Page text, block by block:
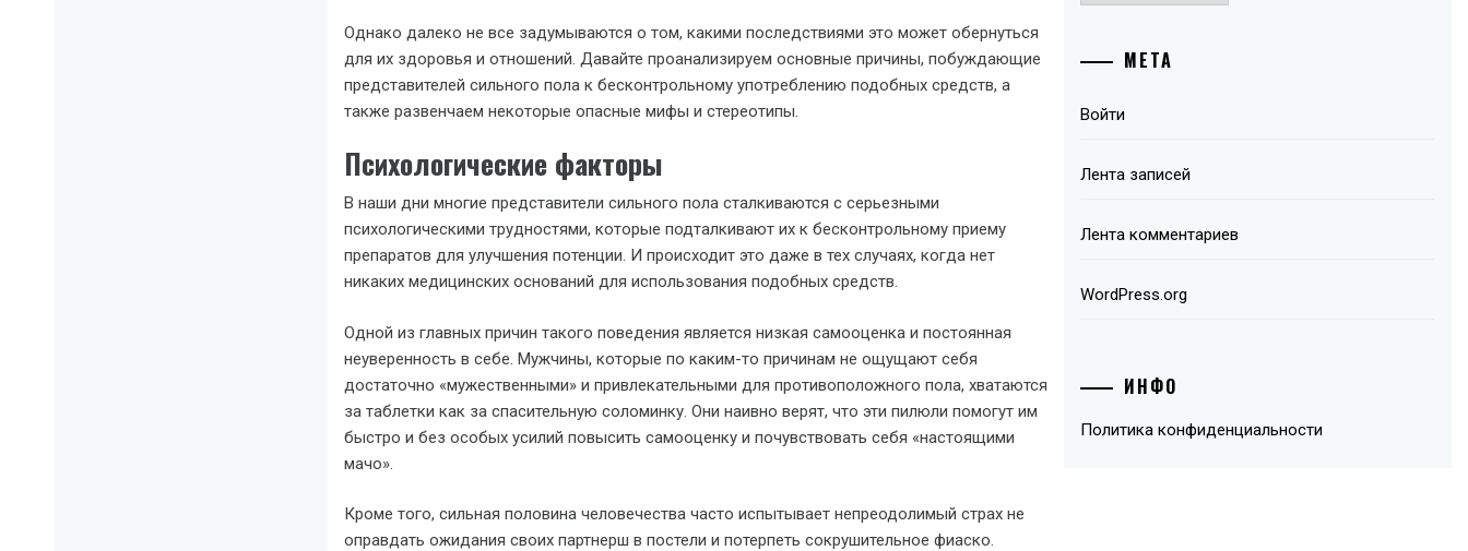
Однако далеко не все задумываются о том, какими последствиями это может обернуться
для их здоровья и отношений. Давайте проанализируем основные причины, побуждающие
представителей сильного пола к бесконтрольному употреблению подобных средств, а
также развенчаем некоторые опасные мифы и стереотипы.
Психологические факторы
В наши дни многие представители сильного пола сталкиваются с серьезными
психологическими трудностями, которые подталкивают их к бесконтрольному приему
препаратов для улучшения потенции. И происходит это даже в тех случаях, когда нет
никаких медицинских оснований для использования подобных средств.
Одной из главных причин такого поведения является низкая самооценка и постоянная
неуверенность в себе. Мужчины, которые по каким-то причинам не ощущают себя
достаточно «мужественными» и привлекательными для противоположного пола, хватаются
за таблетки как за спасительную соломинку. Они наивно верят, что эти пилюли помогут им
быстро и без особых усилий повысить самооценку и почувствовать себя «настоящими
мачо».
Кроме того, сильная половина человечества часто испытывает непреодолимый страх не
оправдать ожидания своих партнерш в постели и потерпеть сокрушительное фиаско.
МЕТА
Войти
Лента записей
Лента комментариев
WordPress.org
ИНФО
Политика конфиденциальности